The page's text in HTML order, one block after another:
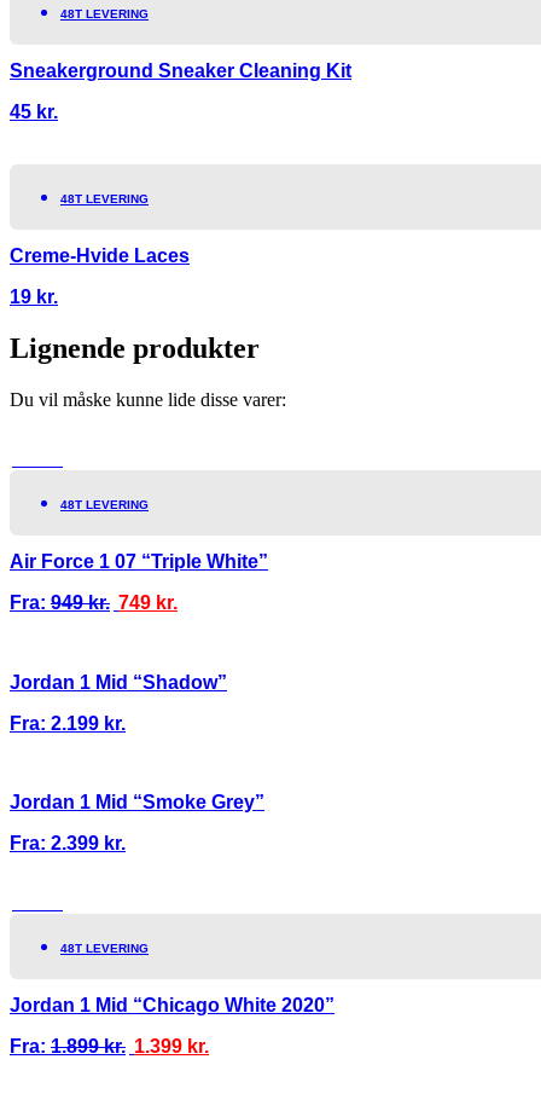
48T LEVERING
Sneakerground Sneaker Cleaning Kit
45 kr.
48T LEVERING
Creme-Hvide Laces
19 kr.
Lignende produkter
Du vil måske kunne lide disse varer:
48T LEVERING
Air Force 1 07 “Triple White”
Fra: 949kr. 749 kr.
Jordan 1 Mid “Shadow”
Fra: 2.199 kr.
Jordan 1 Mid “Smoke Grey”
Fra: 2.399 kr.
48T LEVERING
Jordan 1 Mid “Chicago White 2020”
Fra: 1.899kr. 1.399 kr.